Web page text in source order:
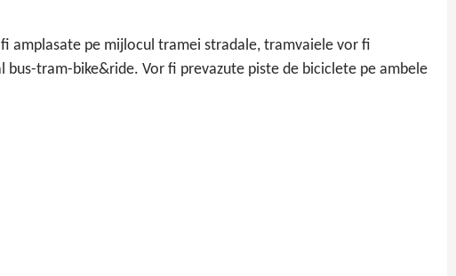
amplasate pe mijlocul tramei stradale, tramvaiele vor fi
tram-bike&ride. Vor fi prevazute piste de biciclete pe ambele